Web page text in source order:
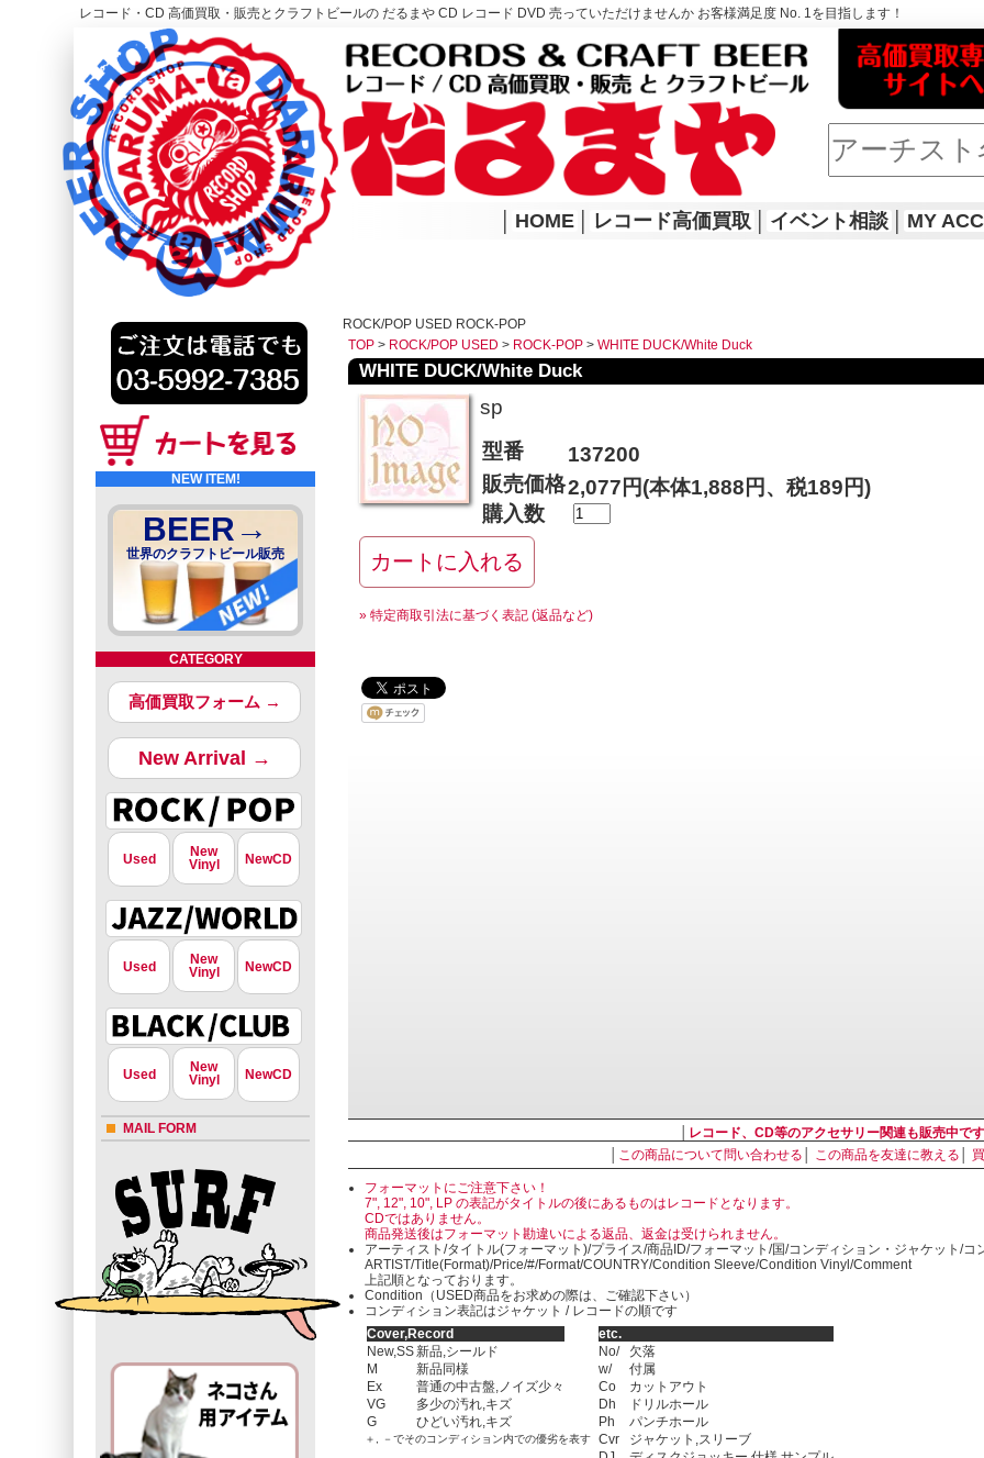
レコード・CD 高価買取・販売とクラフトビールの だるまや CD レコード DVD 売っていただけませんか お客様満足度 No. 1を目指します！
レコード高価買取はこちら
HOME
HOME レコード高価買取 イベント相談 MY
NEW ITEM!
BEER→
世界のクラフトビール販売
CATEGORY
高価買取フォーム →
New Arrival →
Used
New
Vinyl
NewCD
Used
New
Vinyl
NewCD
Used
New
Vinyl
NewCD
MAIL FORM
ROCK/POP USED ROCK-POP
TOP > ROCK/POP USED > ROCK-POP > WHITE DUCK/White Duck
WHITE DUCK/White Duck
sp
型番
137200
販売価格2,077円(本体1,888円、税189円)
購入数
» 特定商取引法に基づく表記 (返品など)
レコード、CD等のアクセサリー関連も販売中です
この商品について問い合わせる この商品を友達に教える
フォーマットにご注意下さい！
7", 12", 10", LP の表記がタイトルの後にあるものはレコードとなります。
CDではありません。
商品発送後はフォーマット勘違いによる返品、返金は受けられません。
アーティスト/タイトル(フォーマット)/プライス/商品ID/フォーマット/国/コンディション・ジャケット/コ
ARTIST/Title(Format)/Price/#/Format/COUNTRY/Condition Sleeve/Condition Vinyl/Comment
上記順となっております。
Condition（USED商品をお求めの際は、ご確認下さい）
コンディション表記はジャケット / レコードの順です
Cover,Record
New,SS新品,シールド
M
新品同様
Ex
普通の中古盤,ノイズ少々
VG
多少の汚れ,キズ
G
ひどい汚れ,キズ
＋, －でそのコンディション内での優劣を表す
etc.
No/
欠落
w/
付属
Co
カットアウト
Dh
ドリルホール
Ph
パンチホール
Cvr
ジャケット,スリーブ